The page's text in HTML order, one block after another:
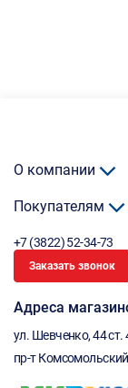
О компании
Покупателям
+7 (3822) 52-34-73
Заказать звонок
Адреса
ул. Шевченко, 44 ст.
пр-т